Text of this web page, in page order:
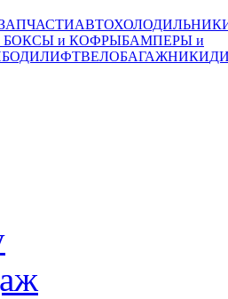
и КОФРЫБАМПЕРЫ и
БОДИЛИФТВЕЛОБАГАЖНИКИ